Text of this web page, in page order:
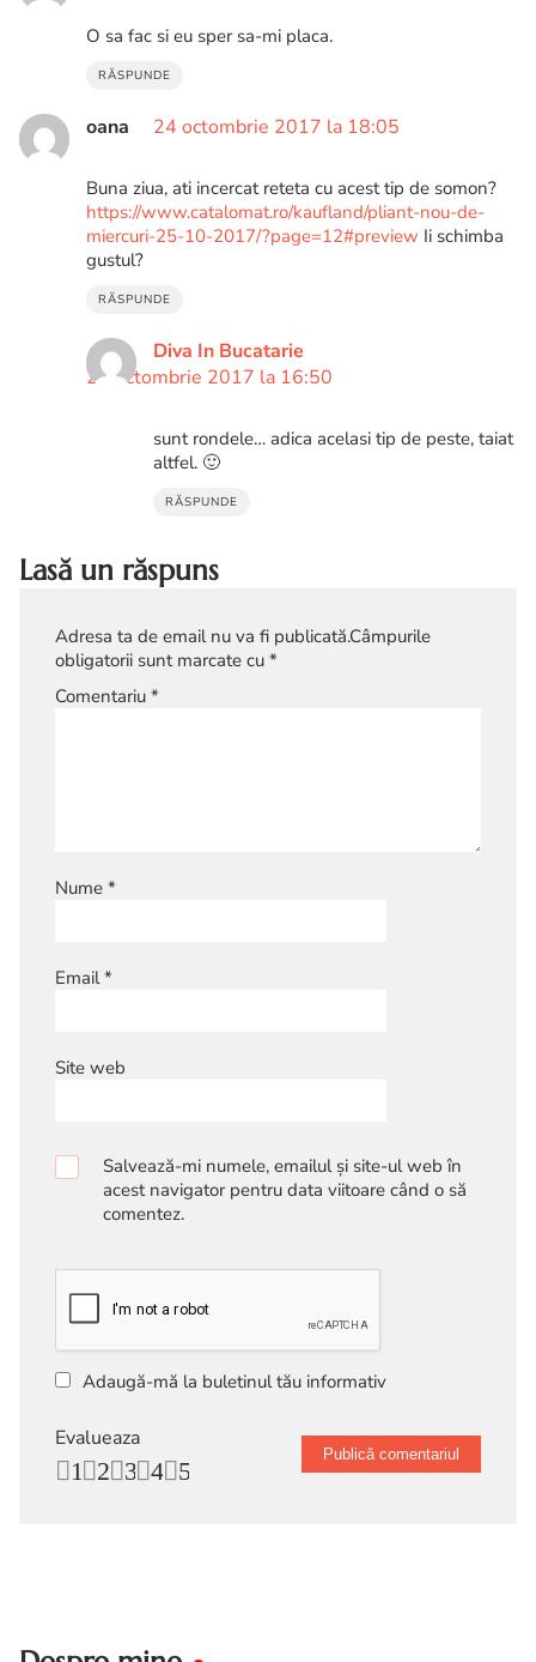
O sa fac si eu sper sa-mi placa.
RĂSPUNDE
oana 24 octombrie 2017 la 18:05
Buna ziua, ati incercat reteta cu acest tip de somon?
https://www.catalomat.ro/kaufland/pliant-nou-de-
miercuri-25-10-2017/?page=12#preview Ii schimba
gustul?
RĂSPUNDE
Diva In Bucatarie
25 octombrie 2017 la 16:50
sunt rondele… adica acelasi tip de peste, taiat
altfel. 🙂
RĂSPUNDE
Lasă un răspuns
Adresa ta de email nu va fi publicată.Câmpurile
obligatorii sunt marcate cu *
Comentariu *
Nume *
Email*
Site web
Salvează-mi numele, emailul și site-ul web în
acest navigator pentru data viitoare când o să
comentez.
Adaugă-mă la buletinul tău informativ
Evalueaza
5
4
3
2
1